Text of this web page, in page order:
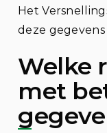
Het
deze
Welke
met